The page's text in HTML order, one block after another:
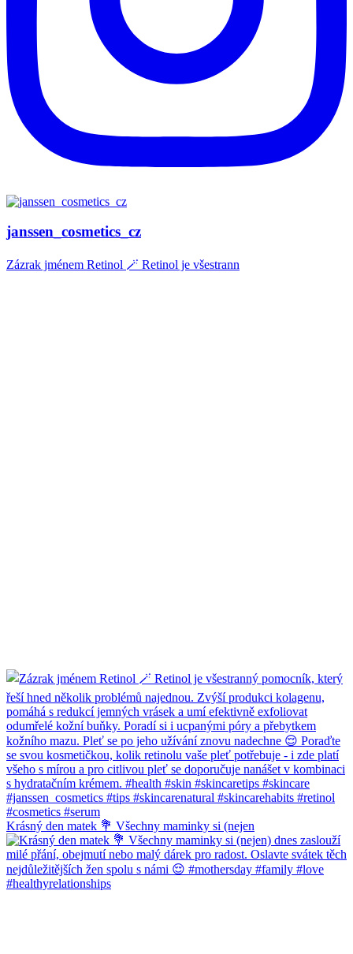
janssen_cosmetics_cz
Zázrak jménem Retinol 🪄 Retinol je všestrann
Krásný den matek 💐 Všechny maminky si (nejen